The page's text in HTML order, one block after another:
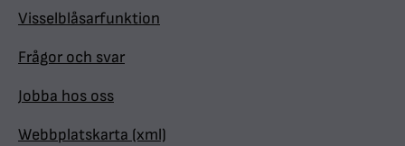
Visselblåsarfunktion
Frågor och svar
Jobba hos oss
Webbplatskarta (xml)